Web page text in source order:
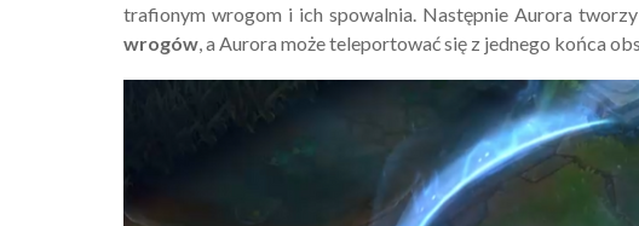
trafionym wrogom i ich spowalnia. Następnie Aurora tworzy
wrogów , a Aurora może teleportować się z jednego końca